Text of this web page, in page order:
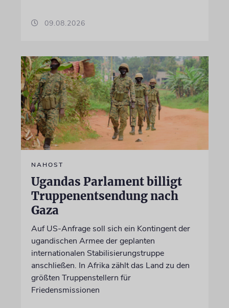
09.08.2026
NAHOST
Ugandas Parlament billigt
Truppenentsendung nach
Gaza
Auf US-Anfrage soll sich ein Kontingent der
ugandischen Armee der geplanten
internationalen Stabilisierungstruppe
anschließen. In Afrika zählt das Land zu den
größten Truppenstellern für
Friedensmissionen